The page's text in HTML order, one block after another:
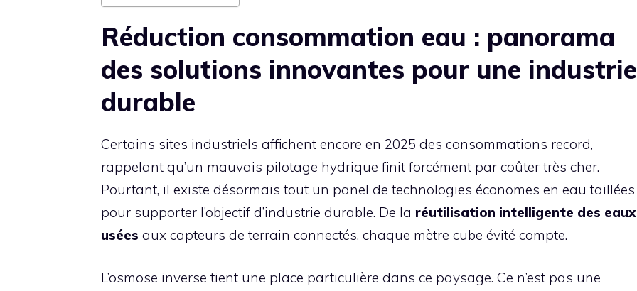
Réduction consommation eau : panorama
des solutions innovantes pour une industrie
durable
Certains sites industriels affichent encore en 2025 des consommations record,
rappelant qu’un mauvais pilotage hydrique finit forcément par coûter très cher.
Pourtant, il existe désormais tout un panel de technologies économes en eau taillées
pour supporter l’objectif d’industrie durable. De la réutilisation intelligente des eaux
usées aux capteurs de terrain connectés, chaque mètre cube évité compte.
L’osmose inverse tient une place particulière dans ce paysage. Ce n’est pas une